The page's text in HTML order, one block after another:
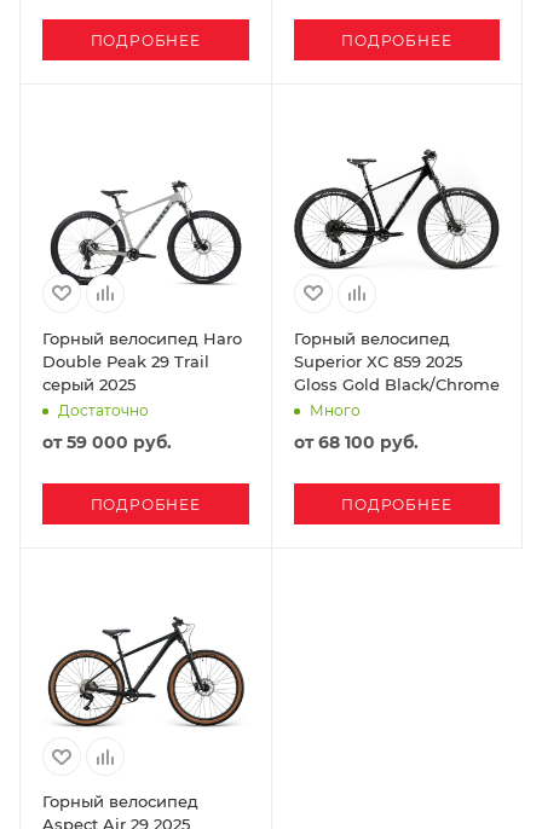
ПОДРОБНЕЕ ПОДРОБНЕЕ
Горный велосипед Haro
Double Peak 29 Trail
серый 2025
Достаточно
от59 000 руб.
ПОДРОБНЕЕ
Горный велосипед
Superior XC 859 2025
Gloss Gold Black/Chrome
Много
от68 100 руб.
ПОДРОБНЕЕ
Горный велосипед
Aspect Air 29 2025